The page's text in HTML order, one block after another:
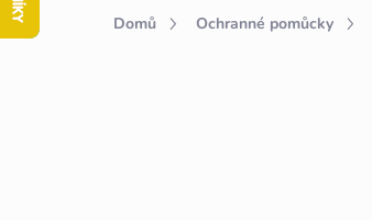
Domů Ochranné pomůcky